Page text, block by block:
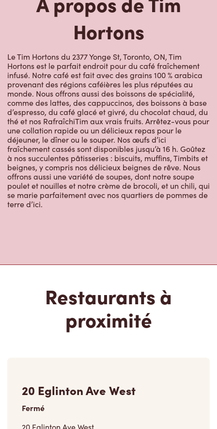
Hortons
Le Tim Hortons du 2377 Yonge St, Toronto, ON, Tim
Hortons est le parfait endroit pour du café fraîchement
infusé. Notre café est fait avec des grains 100 % arabica
provenant des régions caféières les plus réputées au
monde. Nous offrons aussi des boissons de spécialité,
comme des lattes, des cappuccinos, des boissons à base
d’espresso, du café glacé et givré, du chocolat chaud, du
thé et nos RafraîchiTim aux vrais fruits. Arrêtez-vous pour
une collation rapide ou un délicieux repas pour le
déjeuner, le dîner ou le souper. Nos œufs d’ici
fraîchement cassés sont disponibles jusqu’à 16 h. Goûtez
à nos succulentes pâtisseries : biscuits, muffins, Timbits et
beignes, y compris nos délicieux beignes de rêve. Nous
offrons aussi une variété de soupes, dont notre soupe
poulet et nouilles et notre crème de brocoli, et un chili, qui
se marie parfaitement avec nos quartiers de pommes de
terre d’ici.
Restaurants à
proximité
20 Eglinton Ave West
Fermé
20 Eglinton Ave West,